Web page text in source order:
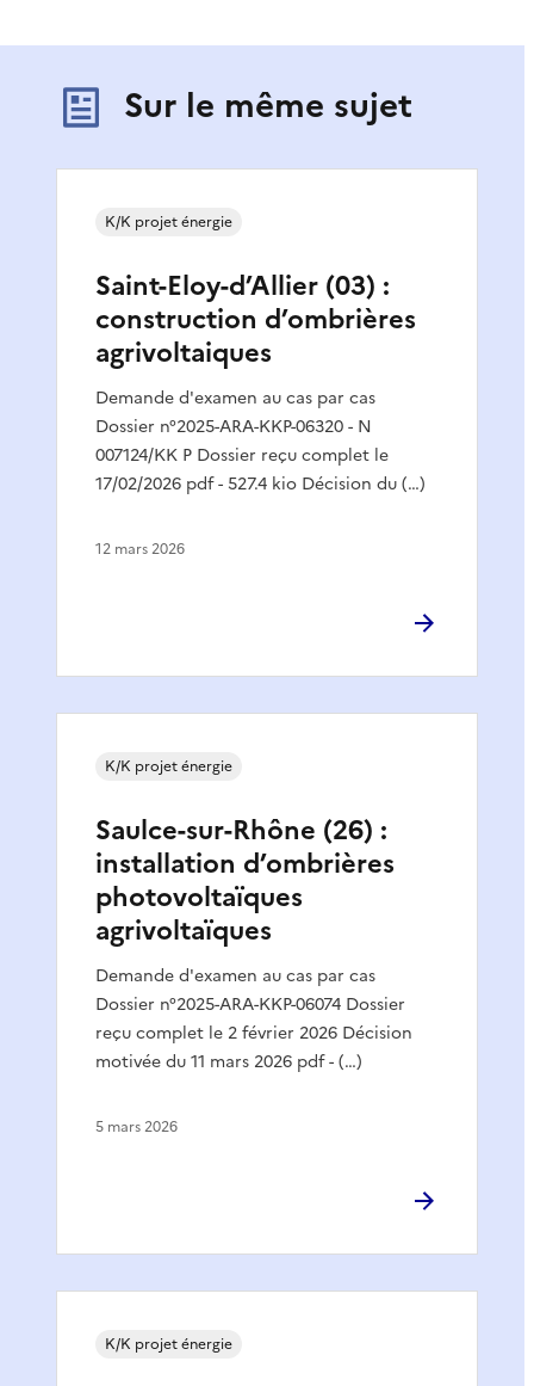
Sur le même sujet
Saint-Eloy-d’Allier (03) :
construction d’ombrières
agrivoltaiques
Demande d'examen au cas par cas
Dossier n°2025-ARA-KKP-06320 - N
007124/KK P Dossier reçu complet le
17/02/2026 pdf - 527.4 kio Décision du (…)
K/K projet énergie
12 mars 2026
Saulce-sur-Rhône (26) :
installation d’ombrières
photovoltaïques
agrivoltaïques
Demande d'examen au cas par cas
Dossier n°2025-ARA-KKP-06074 Dossier
reçu complet le 2 février 2026 Décision
motivée du 11 mars 2026 pdf - (…)
K/K projet énergie
5 mars 2026
K/K projet énergie